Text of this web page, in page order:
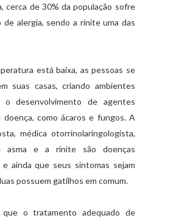
cerca de 30% da população sofre
de alergia, sendo a rinite uma das
está baixa, as pessoas se
suas casas, criando ambientes
o desenvolvimento de agentes
doença, como ácaros e fungos. A
médica otorrinolaringologista,
asma e a rinite são doenças
ainda que seus sintomas sejam
possuem gatilhos em comum.
que o tratamento adequado de